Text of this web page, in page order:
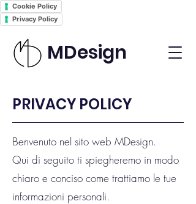
Cookie Policy
Privacy Policy
MDesign
PRIVACY POLICY
Benvenuto nel sito web MDesign.
Qui di seguito ti spiegheremo in modo
chiaro e conciso come trattiamo le tue
informazioni personali.